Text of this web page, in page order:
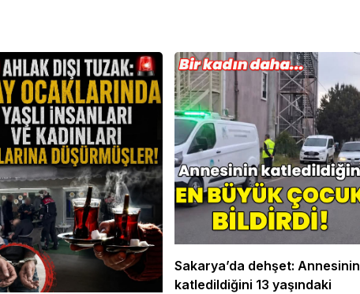
Sakarya’da dehşet: Annesinin
katledildiğini 13 yaşındaki